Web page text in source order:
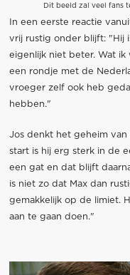
Dit beeld zal veel fans
In een eerste reactie
vrij rustig onder blijft: "Hij
eigenlijk niet beter. Wat ik
een rondje met de
vroeger zelf ook heb
hebben."
Jos denkt het geheim van
start is hij erg sterk in de
een gat en dat blijft
is niet zo dat Max dan
gemakkelijk op de limiet.
aan te gaan doen."